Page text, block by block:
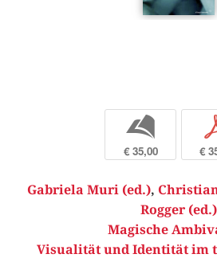
b
€ 35,00 €
Gabriela Muri (ed.),
Rogger (ed.)
Magische
Visualität und Identität im